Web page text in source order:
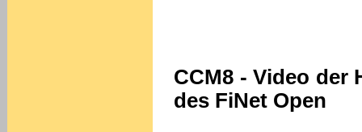
CCM8 - Video der
des FiNet Open